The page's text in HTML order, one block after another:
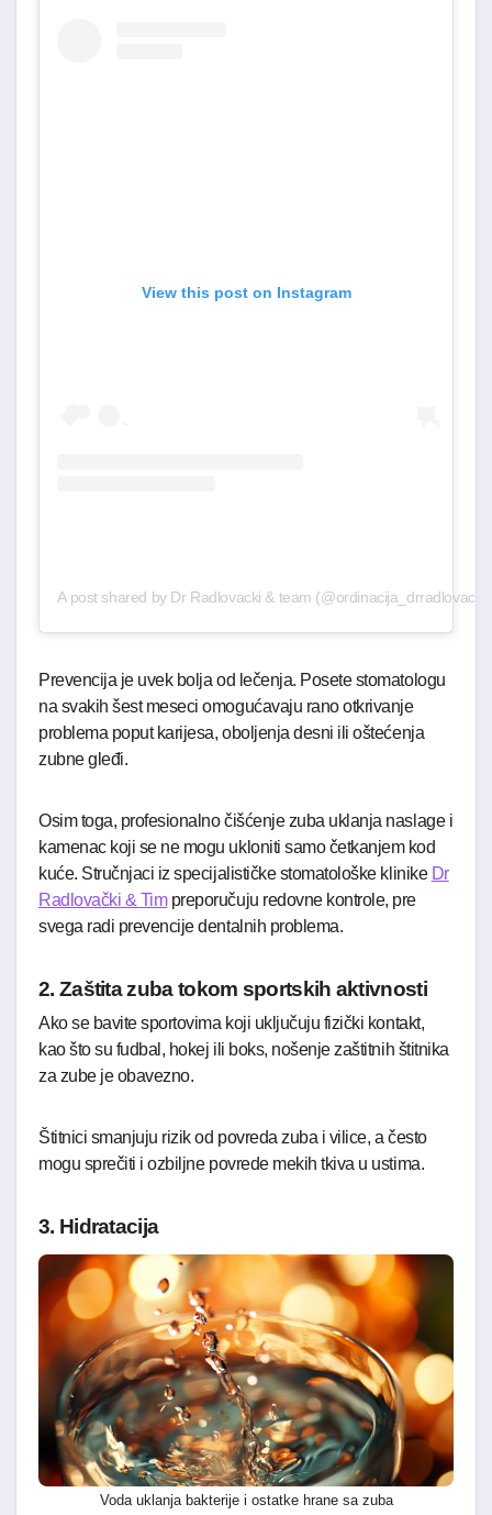
View this post on Instagram
A post shared by Dr Radlovacki & team (@ordinacija_drradlovacki)
Prevencija je uvek bolja od lečenja. Posete stomatologu
na svakih šest meseci omogućavaju rano otkrivanje
problema poput karijesa, oboljenja desni ili oštećenja
zubne gleđi.
Osim toga, profesionalno čišćenje zuba uklanja naslage i
kamenac koji se ne mogu ukloniti samo četkanjem kod
kuće. Stručnjaci iz specijalističke stomatološke klinike Dr
Radlovački & Timpreporučuju redovne kontrole, pre
svega radi prevencije dentalnih problema.
2. Zaštita zuba tokom sportskih aktivnosti
Ako se bavite sportovima koji uključuju fizički kontakt,
kao što su fudbal, hokej ili boks, nošenje zaštitnih štitnika
za zube je obavezno.
Štitnici smanjuju rizik od povreda zuba i vilice, a često
mogu sprečiti i ozbiljne povrede mekih tkiva u ustima.
3. Hidratacija
Voda uklanja bakterije i ostatke hrane sa zuba